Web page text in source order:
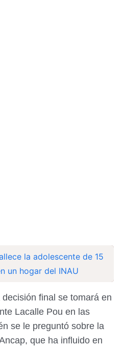
la adolescente de 15
un hogar del INAU
final se tomará en
Lacalle Pou en las
se le preguntó sobre la
que ha influido en